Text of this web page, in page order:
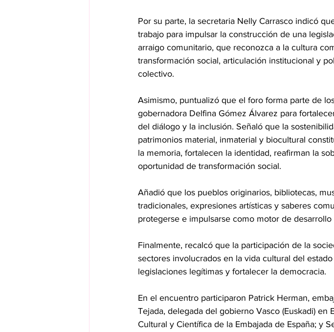
Por su parte, la secretaria Nelly Carrasco indicó
trabajo para impulsar la construcción de una
arraigo comunitario, que reconozca a la cultura
transformación social, articulación institucional y
colectivo.
Asimismo, puntualizó que el foro forma parte de
gobernadora Delfina Gómez Álvarez para
del diálogo y la inclusión. Señaló que la
patrimonios material, inmaterial y biocultural
la memoria, fortalecen la identidad, reafirman la
oportunidad de transformación social.
Añadió que los pueblos originarios, bibliotecas,
tradicionales, expresiones artísticas y saberes
protegerse e impulsarse como motor de
Finalmente, recalcó que la participación de la
sectores involucrados en la vida cultural del
legislaciones legítimas y fortalecer la democracia.
En el encuentro participaron Patrick Herman,
Tejada, delegada del gobierno Vasco (Euskadi) en
Cultural y Científica de la Embajada de España; y